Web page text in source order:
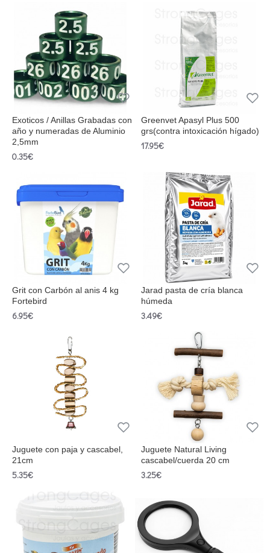
Exoticos / Anillas Grabadas con
año y numeradas de Aluminio
2,5mm
0.35€
Greenvet Apasyl Plus 500
grs(contra intoxicación hígado)
17.95€
Grit con Carbón al anis 4 kg
Fortebird
6.95€
Jarad pasta de cría blanca
húmeda
3.49€
Juguete con paja y cascabel,
21cm
5.35€
Juguete Natural Living
cascabel/cuerda 20 cm
3.25€